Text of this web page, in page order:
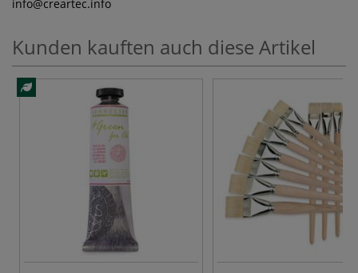
info@creartec.info
Kunden kauften auch diese Artikel